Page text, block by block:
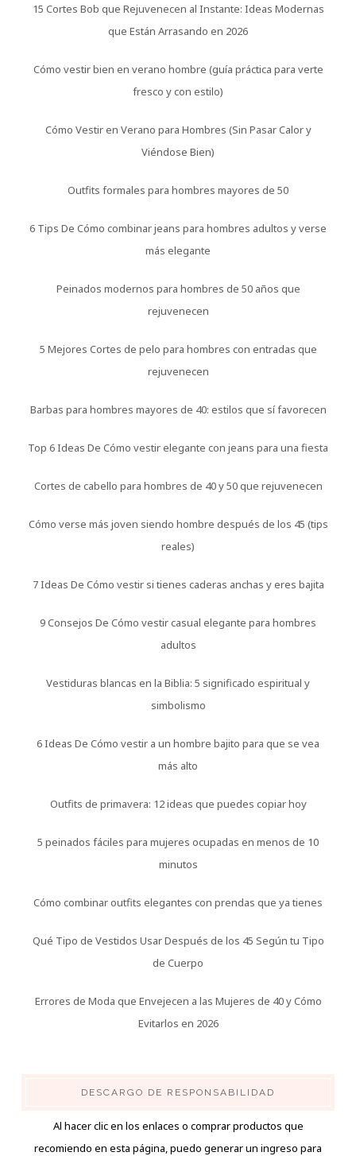
15 Cortes Bob que Rejuvenecen al Instante: Ideas Modernas
que Están Arrasando en 2026
Cómo vestir bien en verano hombre (guía práctica para verte
fresco y con estilo)
Cómo Vestir en Verano para Hombres (Sin Pasar Calor y
Viéndose Bien)
Outfits formales para hombres mayores de 50
6 Tips De Cómo combinar jeans para hombres adultos y verse
más elegante
Peinados modernos para hombres de 50 años que
rejuvenecen
5 Mejores Cortes de pelo para hombres con entradas que
rejuvenecen
Barbas para hombres mayores de 40: estilos que sí favorecen
Top 6 Ideas De Cómo vestir elegante con jeans para una fiesta
Cortes de cabello para hombres de 40 y 50 que rejuvenecen
Cómo verse más joven siendo hombre después de los 45 (tips
reales)
7 Ideas De Cómo vestir si tienes caderas anchas y eres bajita
9 Consejos De Cómo vestir casual elegante para hombres
adultos
Vestiduras blancas en la Biblia: 5 significado espiritual y
simbolismo
6 Ideas De Cómo vestir a un hombre bajito para que se vea
más alto
Outfits de primavera: 12 ideas que puedes copiar hoy
5 peinados fáciles para mujeres ocupadas en menos de 10
minutos
Cómo combinar outfits elegantes con prendas que ya tienes
Qué Tipo de Vestidos Usar Después de los 45 Según tu Tipo
de Cuerpo
Errores de Moda que Envejecen a las Mujeres de 40 y Cómo
Evitarlos en 2026
DESCARGO DE RESPONSABILIDAD
Al hacer clic en los enlaces o comprar productos que
recomiendo en esta página, puedo generar un ingreso para